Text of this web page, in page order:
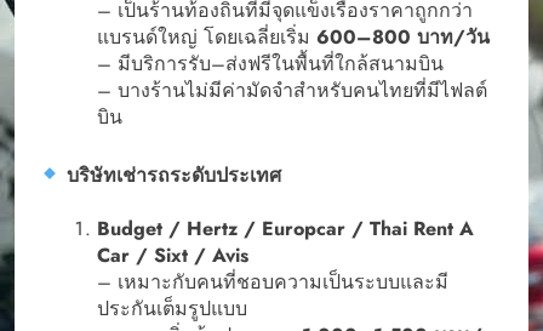
– เป็นร้านท้องถิ่นที่มีจุดแข็งเรื่องราคาถูกกว่า
แบรนด์ใหญ่ โดยเฉลี่ยเริ่ม 600–800 บาท/วัน
– มีบริการรับ–ส่งฟรีในพื้นที่ใกล้สนามบิน
– บางร้านไม่มีค่ามัดจำสำหรับคนไทยที่มีไฟลต์
บิน
บริษัทเช่ารถระดับประเทศ
Budget / Hertz / Europcar / Thai Rent A
Car / Sixt / Avis
– เหมาะกับคนที่ชอบความเป็นระบบและมี
ประกันเต็มรูปแบบ